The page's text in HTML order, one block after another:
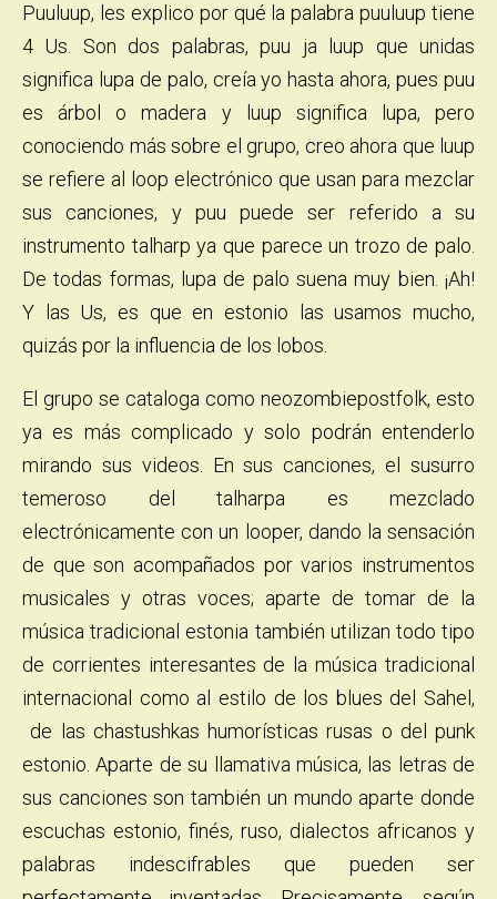
Puuluup, les explico por qué la palabra puuluup tiene
4 Us. Son dos palabras, puu ja luup que unidas
significa lupa de palo, creía yo hasta ahora, pues puu
es árbol o madera y luup significa lupa, pero
conociendo más sobre el grupo, creo ahora que luup
se refiere al loop electrónico que usan para mezclar
sus canciones, y puu puede ser referido a su
instrumento talharp ya que parece un trozo de palo.
De todas formas, lupa de palo suena muy bien. ¡Ah!
Y las Us, es que en estonio las usamos mucho,
quizás por la influencia de los lobos.
El grupo se cataloga como neozombiepostfolk, esto
ya es más complicado y solo podrán entenderlo
mirando sus videos. En sus canciones, el susurro
temeroso del talharpa es mezclado
electrónicamente con un looper, dando la sensación
de que son acompañados por varios instrumentos
musicales y otras voces; aparte de tomar de la
música tradicional estonia también utilizan todo tipo
de corrientes interesantes de la música tradicional
internacional como al estilo de los blues del Sahel,
de las chastushkas humorísticas rusas o del punk
estonio. Aparte de su llamativa música, las letras de
sus canciones son también un mundo aparte donde
escuchas estonio, finés, ruso, dialectos africanos y
palabras indescifrables que pueden ser